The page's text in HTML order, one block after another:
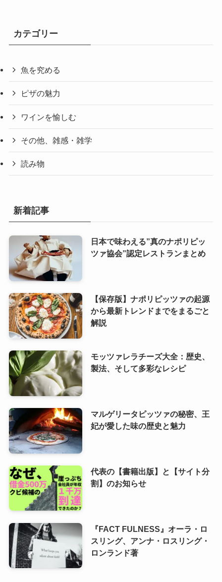
カテゴリー
魚を究める
ピザの魅力
ワインを愉しむ
その他、雑感・雑学
読み物
新着記事
日本で味わえる”真のナポリピッ
ツァ協会”認定レストランまとめ
【保存版】ナポリピッツァの起源
から最新トレンドまでをまるごと
解説
モッツァレラチーズ大全：歴史、
製法、そして多彩なレシピ
マルゲリータピッツァの秘密、王
妃が愛した味の歴史と魅力
代表の【書籍出版】と【サイト分
割】のお知らせ
『FACT FULNESS』オーラ・ロ
スリング、アンナ・ロスリング・
ロンランド著